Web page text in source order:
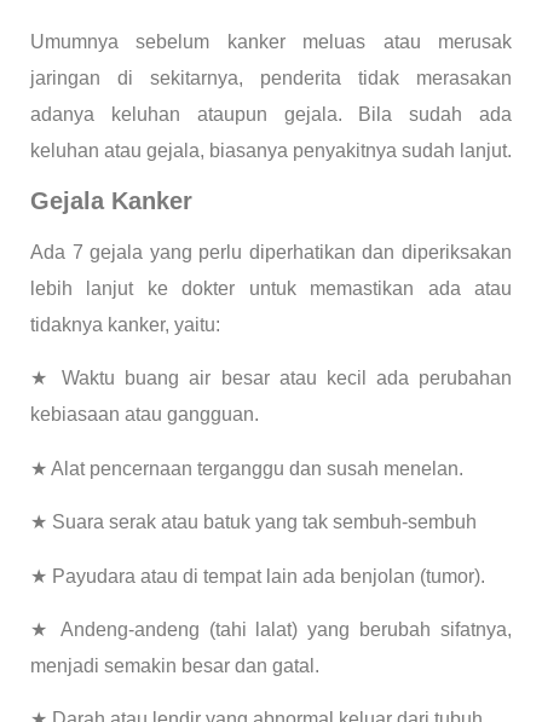
Umumnya sebelum kanker meluas atau merusak
jaringan di sekitarnya, penderita tidak merasakan
adanya keluhan ataupun gejala. Bila sudah ada
keluhan atau gejala, biasanya penyakitnya sudah lanjut.
Gejala Kanker
Ada 7 gejala yang perlu diperhatikan dan diperiksakan
lebih lanjut ke dokter untuk memastikan ada atau
tidaknya kanker, yaitu:
★ Waktu buang air besar atau kecil ada perubahan
kebiasaan atau gangguan.
★ Alat pencernaan terganggu dan susah menelan.
★ Suara serak atau batuk yang tak sembuh-sembuh
★ Payudara atau di tempat lain ada benjolan (tumor).
★ Andeng-andeng (tahi lalat) yang berubah sifatnya,
menjadi semakin besar dan gatal.